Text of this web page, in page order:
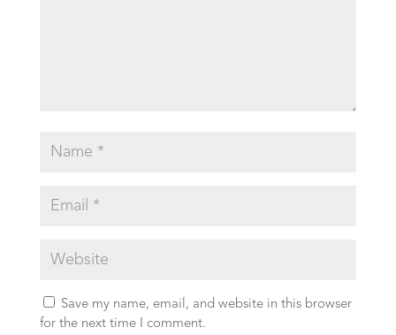
Save my name, email, and website in this browser
for the next time I comment.